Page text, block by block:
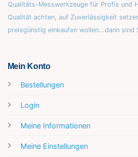
Qualitäts-Messwerkzeuge für Profis und
Qualität achten, auf Zuverlässigkeit
preisgünstig einkaufen wollen...dann sind
Mein Konto
Bestellungen
Login
Meine Informationen
Meine Einstellungen